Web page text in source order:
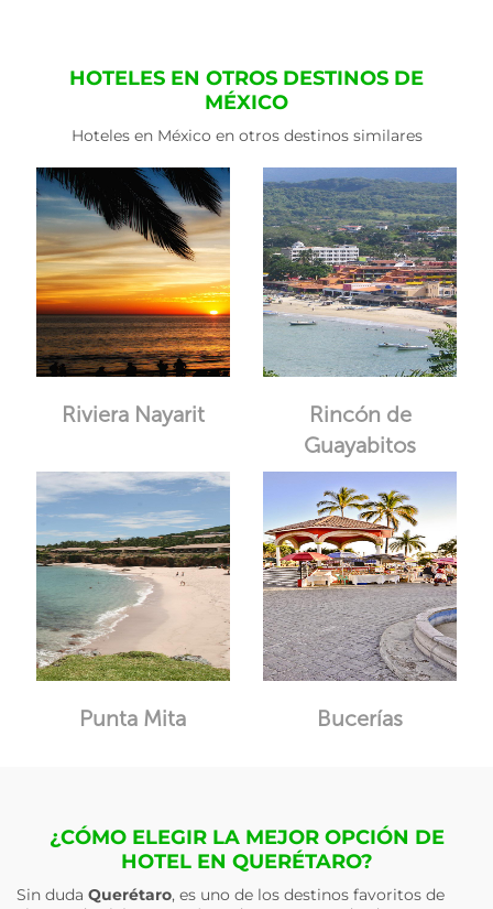
HOTELES EN OTROS DESTINOS DE
MÉXICO
Hoteles en México en otros destinos similares
Riviera Nayarit
Rincón de
Guayabitos
Punta Mita Bucerías
¿CÓMO ELEGIR LA MEJOR OPCIÓN DE
HOTEL EN QUERÉTARO?
Sin duda Querétaro, es uno de los destinos favoritos de